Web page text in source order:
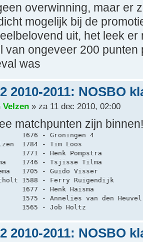
overwinning, maar er
mogelijk bij de
uit, het leek er
van ongeveer 200
was
2010-2011: NOSBO
Velzen » za 11 dec 2010, 02:00
matchpunten zijn binnen!
1676 - Groningen 4
1784 - Tim Loos
1771 - Henk Pompstra
1746 - Tsjisse Tilma
1705 - Guido Visser
1588 - Ferry Ruigendijk
1677 - Henk Haisma
1575 - Annelies van den
1565 - Job Holtz
2010-2011: NOSBO